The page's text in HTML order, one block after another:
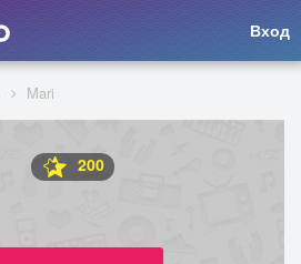
Вход
Mari
200